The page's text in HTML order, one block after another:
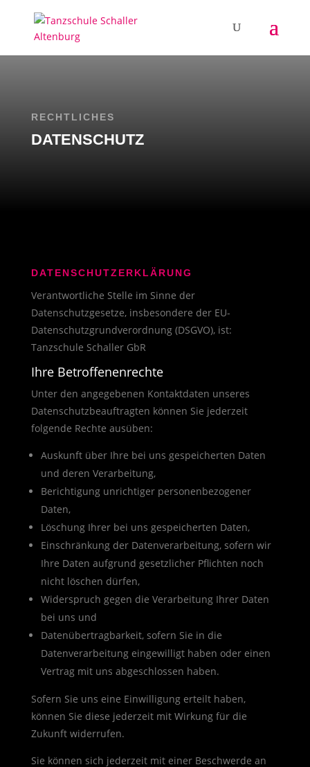
RECHTLICHES
DATENSCHUTZ
DATENSCHUTZERKLÄRUNG
Verantwortliche Stelle im Sinne der
Datenschutzgesetze, insbesondere der EU-
Datenschutzgrundverordnung (DSGVO), ist:
Tanzschule Schaller GbR
Ihre Betroffenenrechte
Unter den angegebenen Kontaktdaten unseres
Datenschutzbeauftragten können Sie jederzeit
folgende Rechte ausüben:
Auskunft über Ihre bei uns gespeicherten Daten
und deren Verarbeitung,
Berichtigung unrichtiger personenbezogener
Daten,
Löschung Ihrer bei uns gespeicherten Daten,
Einschränkung der Datenverarbeitung, sofern wir
Ihre Daten aufgrund gesetzlicher Pflichten noch
nicht löschen dürfen,
Widerspruch gegen die Verarbeitung Ihrer Daten
bei uns und
Datenübertragbarkeit, sofern Sie in die
Datenverarbeitung eingewilligt haben oder einen
Vertrag mit uns abgeschlossen haben.
Sofern Sie uns eine Einwilligung erteilt haben,
können Sie diese jederzeit mit Wirkung für die
Zukunft widerrufen.
Sie können sich jederzeit mit einer Beschwerde an